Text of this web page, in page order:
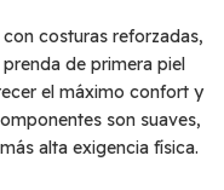
costuras reforzadas,
de primera piel
el máximo confort y
son suaves,
alta exigencia física.